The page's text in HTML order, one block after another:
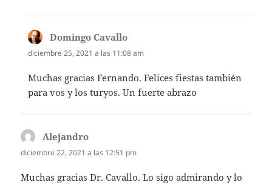
Domingo Cavallo
diciembre 25, 2021 a las 11:08 am
Muchas gracias Fernando. Felices fiestas también
para vos y los turyos. Un fuerte abrazo
Alejandro
diciembre 22, 2021 a las 12:51 pm
Muchas gracias Dr. Cavallo. Lo sigo admirando y lo